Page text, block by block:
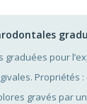
graduées pour
Propriétés
gravés par